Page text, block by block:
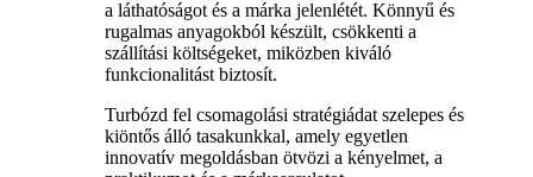
a láthatóságot és a márka jelenlétét. Könnyű és
rugalmas anyagokból készült, csökkenti a
szállítási költségeket, miközben kiváló
funkcionalitást biztosít.
Turbózd fel csomagolási stratégiádat szelepes és
kiöntős álló tasakunkkal, amely egyetlen
innovatív megoldásban ötvözi a kényelmet, a